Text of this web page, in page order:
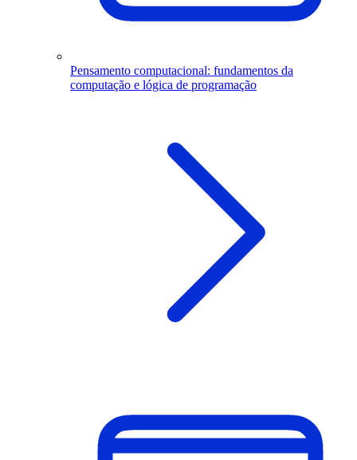
Pensamento computacional: fundamentos da
computação e lógica de programação